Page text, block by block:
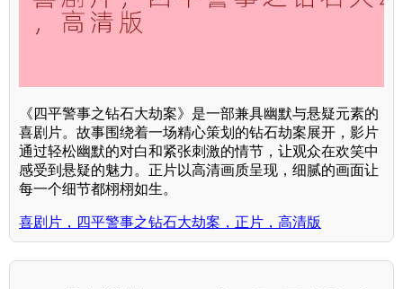
《四平警事之钻石大劫案》是一部兼具幽默与悬疑元素的
喜剧片。故事围绕着一场精心策划的钻石劫案展开，影片
通过轻松幽默的对白和紧张刺激的情节，让观众在欢笑中
感受到悬疑的魅力。正片以高清画质呈现，细腻的画面让
每一个细节都栩栩如生。
喜剧片，四平警事之钻石大劫案，正片，高清版